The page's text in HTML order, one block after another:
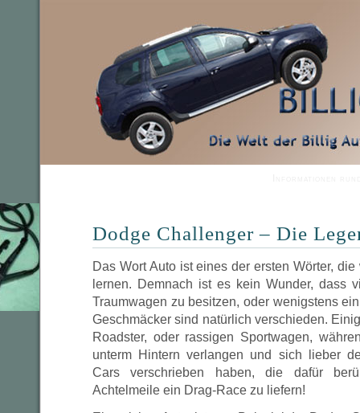
Dodge Challenger – Die
Das Wort Auto ist eines der ersten Wörter,
lernen. Demnach ist es kein Wunder, dass
Traumwagen zu besitzen, oder wenigstens
Geschmäcker sind natürlich verschieden.
Roadster, oder rassigen Sportwagen,
unterm Hintern verlangen und sich lieber
Cars verschrieben haben, die dafür
Achtelmeile ein Drag-Race zu liefern!